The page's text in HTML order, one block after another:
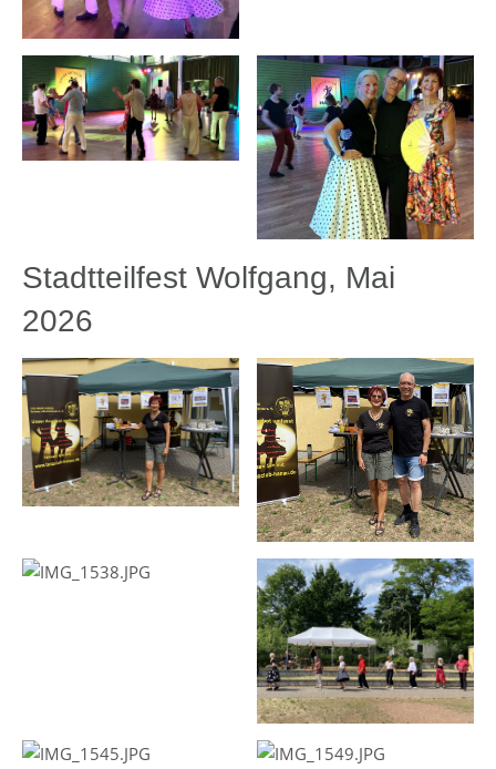
Stadtteilfest Wolfgang, Mai
2026